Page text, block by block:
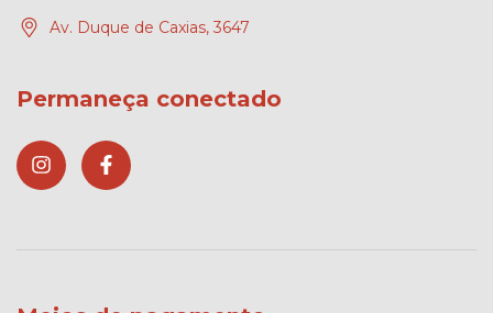
Av. Duque de Caxias, 3647
Permaneça conectado